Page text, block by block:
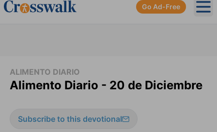
Go Ad-Free
ALIMENTO DIARIO
Alimento Diario - 20 de Diciembre
Subscribe to this devotional